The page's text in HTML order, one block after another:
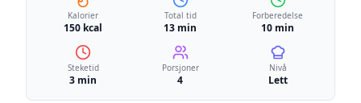
Kalorier
150 kcal
Total tid
13 min
Forberedelse
10 min
Steketid
3 min
Porsjoner
4
Nivå
Lett